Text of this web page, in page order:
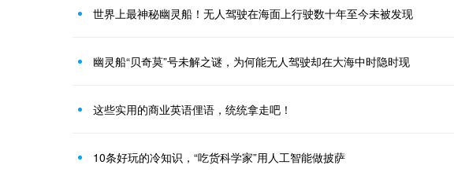
世界上最神秘幽灵船！无人驾驶在海面上行驶数十年至今未被发现
幽灵船“贝奇莫”号未解之谜，为何能无人驾驶却在大海中时隐时现
这些实用的商业英语俚语，统统拿走吧！
10条好玩的冷知识，“吃货科学家”用人工智能做披萨